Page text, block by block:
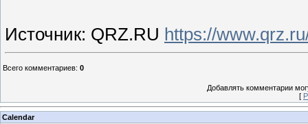
Источник: QRZ.RU https://
Всего комментариев: 0
Добавлять комментарии
[
Calendar